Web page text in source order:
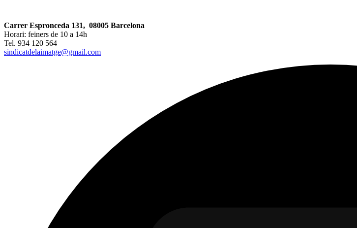
Carrer Espronceda 131, 08005 Barcelona
Horari: feiners de 10 a 14h
Tel. 934 120 564
sindicatdelaimatge@gmail.com